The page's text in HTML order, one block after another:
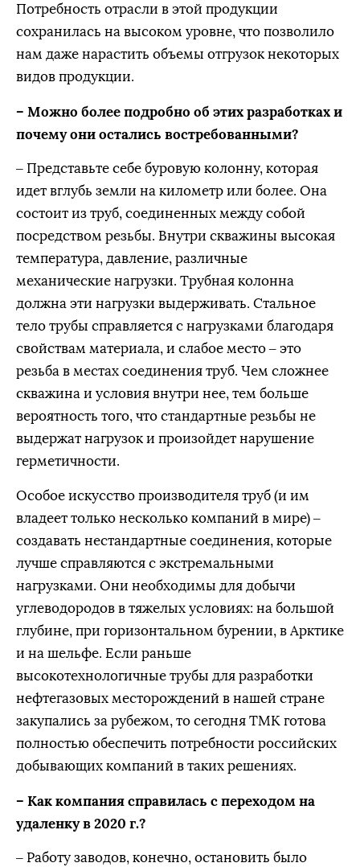
Потребность отрасли в этой продукции
сохранилась на высоком уровне, что позволило
нам даже нарастить объемы отгрузок некоторых
видов продукции.
– Можно более подробно об этих разработках и
почему они остались востребованными?
– Представьте себе буровую колонну, которая
идет вглубь земли на километр или более. Она
состоит из труб, соединенных между собой
посредством резьбы. Внутри скважины высокая
температура, давление, различные
механические нагрузки. Трубная колонна
должна эти нагрузки выдерживать. Стальное
тело трубы справляется с нагрузками благодаря
свойствам материала, и слабое место – это
резьба в местах соединения труб. Чем сложнее
скважина и условия внутри нее, тем больше
вероятность того, что стандартные резьбы не
выдержат нагрузок и произойдет нарушение
герметичности.
Особое искусство производителя труб (и им
владеет только несколько компаний в мире) –
создавать нестандартные соединения, которые
лучше справляются с экстремальными
нагрузками. Они необходимы для добычи
углеводородов в тяжелых условиях: на большой
глубине, при горизонтальном бурении, в Арктике
и на шельфе. Если раньше
высокотехнологичные трубы для разработки
нефтегазовых месторождений в нашей стране
закупались за рубежом, то сегодня ТМК готова
полностью обеспечить потребности российских
добывающих компаний в таких решениях.
– Как компания справилась с переходом на
удаленку в 2020 г.?
– Работу заводов, конечно, остановить было